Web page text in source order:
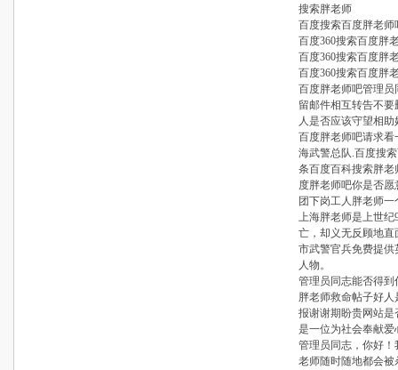
搜索胖老师
百度搜索百度胖老
百度360搜索百度胖
百度360搜索百度胖
百度360搜索百度胖
百度胖老师吧管理
留邮件相互转告不
人是否应该守望相
百度胖老师吧请求
海武警总队.百度搜
条百度百科搜索胖
度胖老师吧你是否
团下岗工人胖老师一
上海胖老师是上世
亡，却义无反顾地
市武警官兵免费提
人物。
管理员同志能否得
胖老师救命帖子好
报谢谢期盼贵网站
是一位为社会奉献
管理员同志，你好
老师随时随地都会